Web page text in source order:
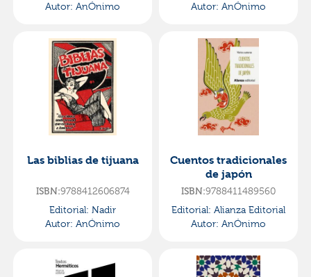
Calabaza
Autor: AnÓnimo
Autor: AnÓnimo
Las biblias de tijuana
ISBN:9788412606874
Editorial: Nadir
Autor: AnÓnimo
Cuentos tradicionales
de japón
ISBN:9788411489560
Editorial: Alianza Editorial
Autor: AnÓnimo